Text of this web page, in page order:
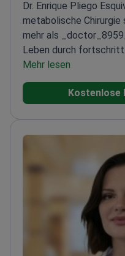
Dr. Enrique Pliego
metabolische
mehr als
Leben durch
zu verändern.
Metabolic and
durch das Mexican
auf Adipositas-
Diabetes und
personalisierte
Bedürfnisse jedes
Mehr lesen
Kostenlose